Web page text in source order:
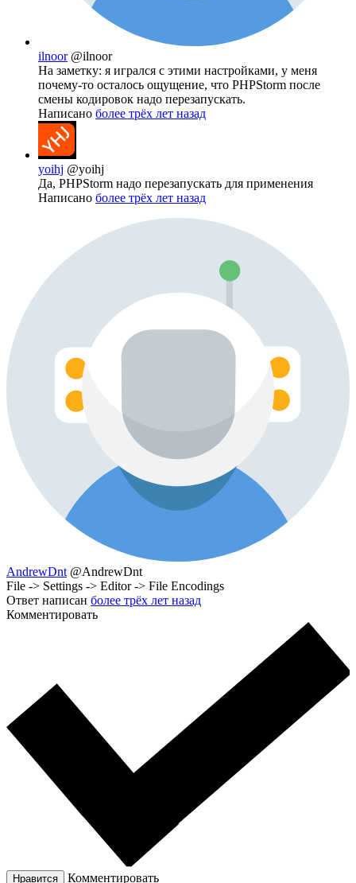
ilnoor @ilnoor
На заметку: я игрался с этими настройками, у меня
почему-то осталось ощущение, что PHPStorm после
смены кодировок надо перезапускать.
Написано более трёх лет назад
yoihj @yoihj
Да, PHPStorm надо перезапускать для применения
Написано более трёх лет назад
AndrewDnt @AndrewDnt
File -> Settings -> Editor -> File Encodings
Ответ написан более трёх лет назад
Комментировать
Нравится Комментировать